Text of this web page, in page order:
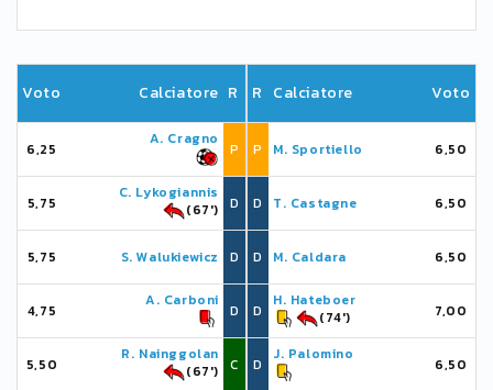
Voto Calciatore R
6,25
A. Cragno
P
5,75
C. Lykogiannis
(67')
D
5,75 S. Walukiewicz D
4,75
A. Carboni
D
5,50
R. Nainggolan
(67')
C
R Calciatore Voto
P M. Sportiello 6,50
D T. Castagne 6,50
D M. Caldara 6,50
D
H. Hateboer
(74')
7,00
D
J. Palomino
6,50